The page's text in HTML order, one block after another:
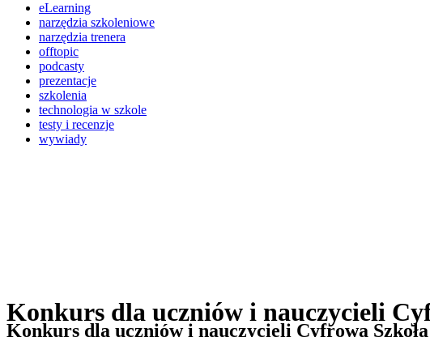
eLearning
narzędzia szkoleniowe
narzędzia trenera
offtopic
podcasty
prezentacje
szkolenia
technologia w szkole
testy i recenzje
wywiady
Konkurs dla uczniów i nauczycieli
Konkurs dla uczniów i nauczycieli Cyfrowa